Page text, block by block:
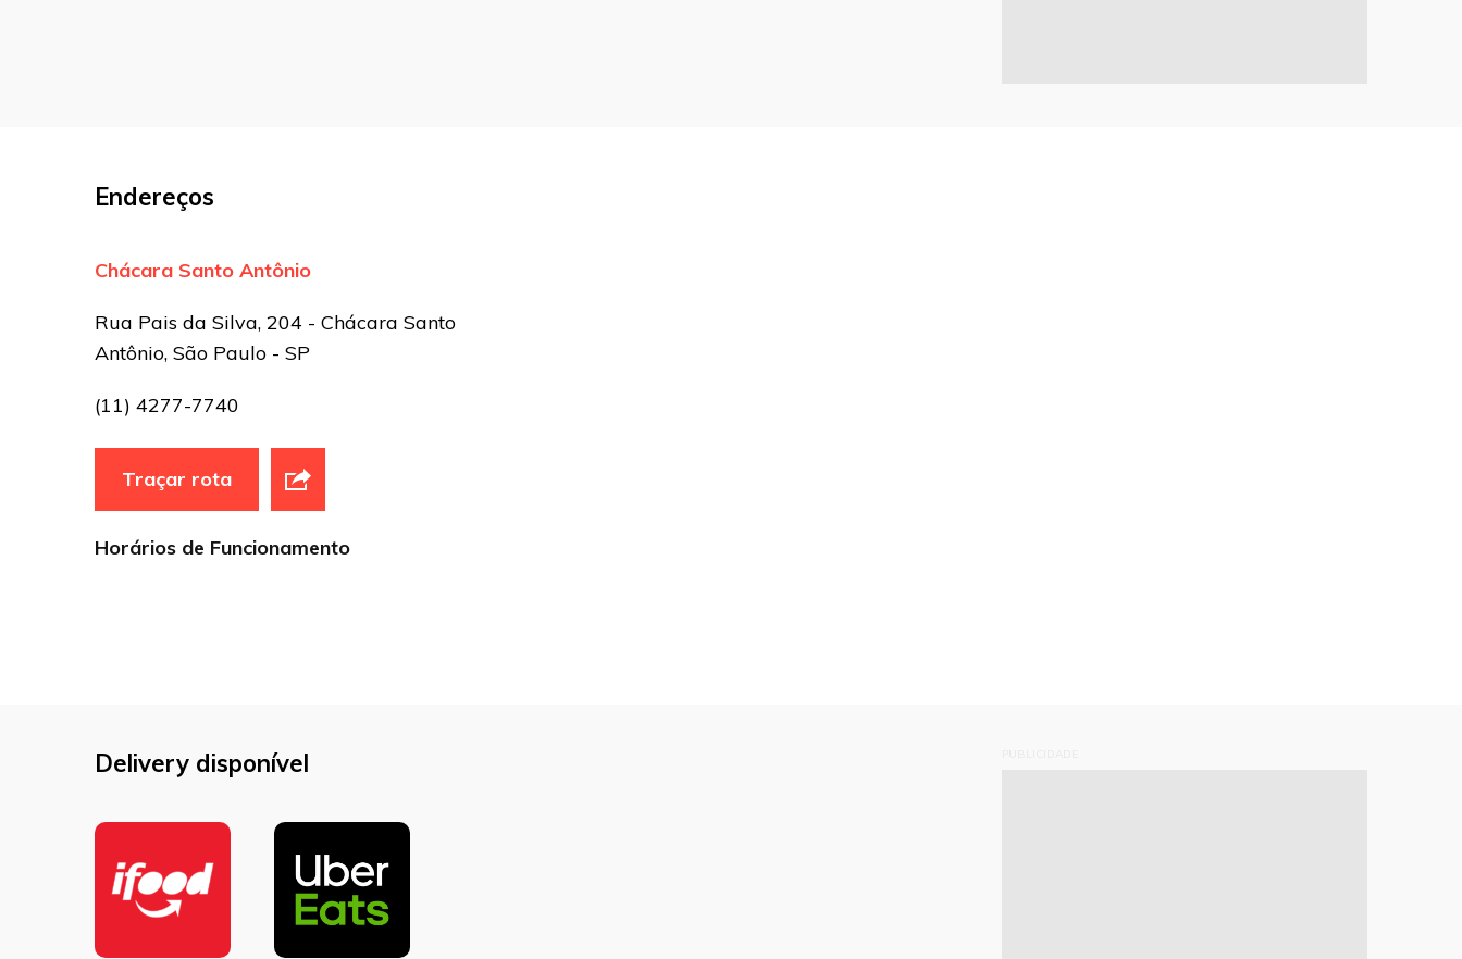
Endereços
Chácara Santo Antônio
Rua Pais da Silva, 204 - Chácara Santo
Antônio, São Paulo - SP
(11) 4277-7740
Traçar rota
Horários de Funcionamento
Delivery disponível